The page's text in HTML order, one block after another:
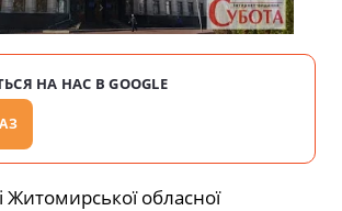
НА НАС В GOOGLE
обласної